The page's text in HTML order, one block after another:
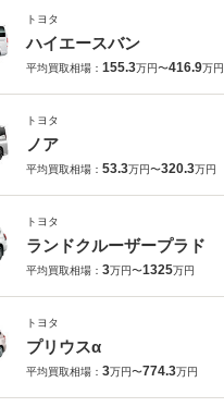
トヨタ
ハイエースバン
平均買取相場： 155.3万円〜416.9万円
トヨタ
ノア
平均買取相場： 53.3万円〜320.3万円
トヨタ
ランドクルーザープラド
平均買取相場： 3万円〜1325万円
トヨタ
プリウスα
平均買取相場： 3万円〜774.3万円